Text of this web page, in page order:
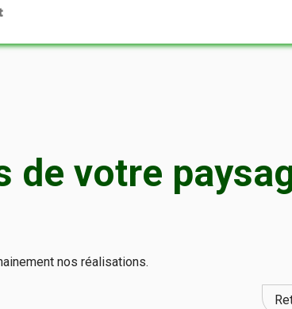
de votre
nos réalisations.